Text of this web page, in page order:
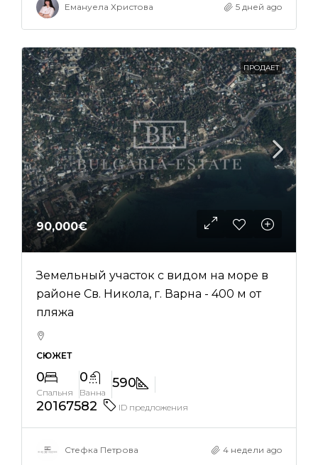
Емануела Христова 5 дней ago
ПРОДАЕТ
90,000€
Земельный участок с видом на море в
районе Св. Никола, г. Варна - 400 м от
пляжа
СЮЖЕТ
0
Спальня
0
Ванна
590
20167582
ID предложения
Стефка Петрова 4 недели ago